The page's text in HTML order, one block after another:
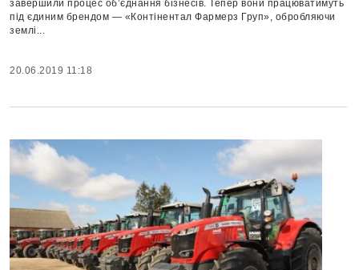
завершили процес об’єднання бізнесів. Тепер вони працюватимуть
під єдиним брендом — «Контінентал Фармерз Груп», обробляючи
землі...
20.06.2019 11:18